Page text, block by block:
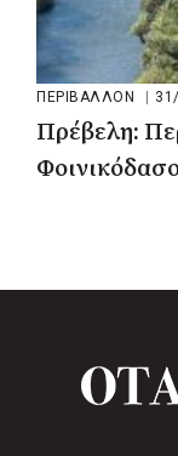
ΠΕΡΙΒΑΛΛΟΝ |
Πρέβελη: